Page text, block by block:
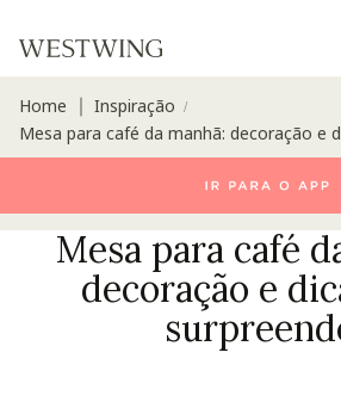
Home Inspiração /
Mesa para café da manhã: decoração e
Mesa para café
decoração e